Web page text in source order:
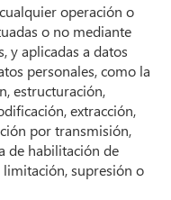
operación o
o no mediante
y aplicadas a datos
personales, como la
estructuración,
extracción,
por transmisión,
de habilitación de
limitación, supresión o